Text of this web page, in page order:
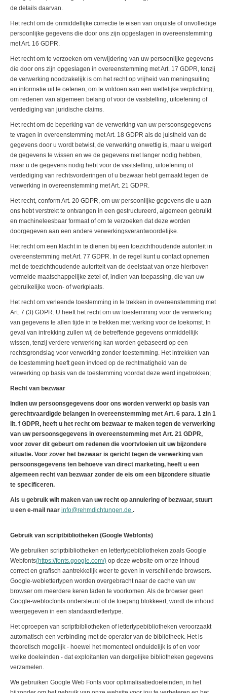
de details daarvan.
Het recht om de onmiddellijke correctie te eisen van onjuiste of onvolledige
persoonlijke gegevens die door ons zijn opgeslagen in overeenstemming
met Art. 16 GDPR.
Het recht om te verzoeken om verwijdering van uw persoonlijke gegevens
die door ons zijn opgeslagen in overeenstemming met Art. 17 GDPR, tenzij
de verwerking noodzakelijk is om het recht op vrijheid van meningsuiting
en informatie uit te oefenen, om te voldoen aan een wettelijke verplichting,
om redenen van algemeen belang of voor de vaststelling, uitoefening of
verdediging van juridische claims.
Het recht om de beperking van de verwerking van uw persoonsgegevens
te vragen in overeenstemming met Art. 18 GDPR als de juistheid van de
gegevens door u wordt betwist, de verwerking onwettig is, maar u weigert
de gegevens te wissen en we de gegevens niet langer nodig hebben,
maar u de gegevens nodig hebt voor de vaststelling, uitoefening of
verdediging van rechtsvorderingen of u bezwaar hebt gemaakt tegen de
verwerking in overeenstemming met Art. 21 GDPR.
Het recht, conform Art. 20 GDPR, om uw persoonlijke gegevens die u aan
ons hebt verstrekt te ontvangen in een gestructureerd, algemeen gebruikt
en machineleesbaar formaat of om te verzoeken dat deze worden
doorgegeven aan een andere verwerkingsverantwoordelijke.
Het recht om een klacht in te dienen bij een toezichthoudende autoriteit in
overeenstemming met Art. 77 GDPR. In de regel kunt u contact opnemen
met de toezichthoudende autoriteit van de deelstaat van onze hierboven
vermelde maatschappelijke zetel of, indien van toepassing, die van uw
gebruikelijke woon- of werkplaats.
Het recht om verleende toestemming in te trekken in overeenstemming met
Art. 7 (3) GDPR: U heeft het recht om uw toestemming voor de verwerking
van gegevens te allen tijde in te trekken met werking voor de toekomst. In
geval van intrekking zullen wij de betreffende gegevens onmiddellijk
wissen, tenzij verdere verwerking kan worden gebaseerd op een
rechtsgrondslag voor verwerking zonder toestemming. Het intrekken van
de toestemming heeft geen invloed op de rechtmatigheid van de
verwerking op basis van de toestemming voordat deze werd ingetrokken;
Recht van bezwaar
Indien uw persoonsgegevens door ons worden verwerkt op basis van
gerechtvaardigde belangen in overeenstemming met Art. 6 para. 1 zin 1
lit. f GDPR, heeft u het recht om bezwaar te maken tegen de verwerking
van uw persoonsgegevens in overeenstemming met Art. 21 GDPR,
voor zover dit gebeurt om redenen die voortvloeien uit uw bijzondere
situatie. Voor zover het bezwaar is gericht tegen de verwerking van
persoonsgegevens ten behoeve van direct marketing, heeft u een
algemeen recht van bezwaar zonder de eis om een bijzondere situatie
te specificeren.
Als u gebruik wilt maken van uw recht op annulering of bezwaar, stuurt
u een e-mail naar info@rehmdichtungen.de .
Gebruik van scriptbibliotheken (Google Webfonts)
We gebruiken scriptbibliotheken en lettertypebibliotheken zoals Google
Webfonts(https://fonts.google.com/) op deze website om onze inhoud
correct en grafisch aantrekkelijk weer te geven in verschillende browsers.
Google-weblettertypen worden overgebracht naar de cache van uw
browser om meerdere keren laden te voorkomen. Als de browser geen
Google-weblocfonts ondersteunt of de toegang blokkeert, wordt de inhoud
weergegeven in een standaardlettertype.
Het oproepen van scriptbibliotheken of lettertypebibliotheken veroorzaakt
automatisch een verbinding met de operator van de bibliotheek. Het is
theoretisch mogelijk - hoewel het momenteel onduidelijk is of en voor
welke doeleinden - dat exploitanten van dergelijke bibliotheken gegevens
verzamelen.
We gebruiken Google Web Fonts voor optimalisatiedoeleinden, in het